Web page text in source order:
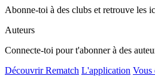
Abonne-toi à des clubs et retrouve les
Auteurs
Connecte-toi pour t'abonner à des
Découvrir Rematch L'application Vous